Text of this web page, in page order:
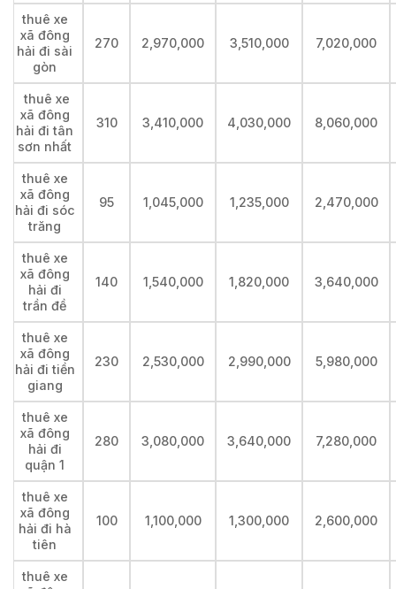
thuê xe
xã đông
hải đi sài
gòn
270 2,970,000 3,510,000 7,020,000
thuê xe
xã đông
hải đi tân
sơn nhất
310 3,410,000 4,030,000 8,060,000
thuê xe
xã đông
hải đi sóc
trăng
95 1,045,000 1,235,000 2,470,000
thuê xe
xã đông
hải đi
trần đề
140 1,540,000 1,820,000 3,640,000
thuê xe
xã đông
hải đi tiền
giang
230 2,530,000 2,990,000 5,980,000
thuê xe
xã đông
hải đi
quận 1
280 3,080,000 3,640,000 7,280,000
thuê xe
xã đông
hải đi hà
tiên
100 1,100,000 1,300,000 2,600,000
thuê xe